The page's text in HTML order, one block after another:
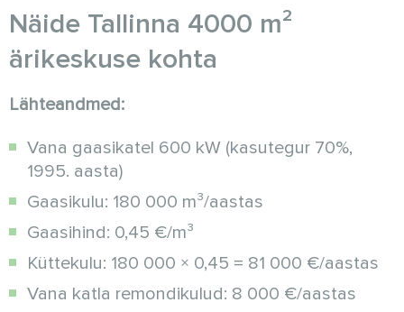
Näide Tallinna 4000 m²
ärikeskuse kohta
Lähteandmed:
Vana gaasikatel 600 kW (kasutegur 70%,
1995. aasta)
Gaasikulu: 180 000 m³/aastas
Gaasihind: 0,45 €/m³
Küttekulu: 180 000 × 0,45 = 81 000 €/aastas
Vana katla remondikulud: 8 000 €/aastas